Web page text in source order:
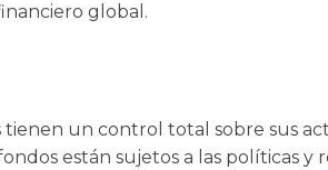
global.
tienen un control total sobre sus
están sujetos a las políticas